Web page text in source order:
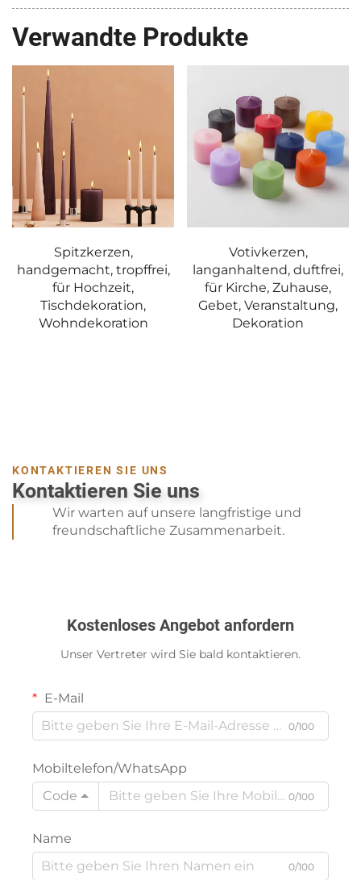
Verwandte Produkte
Votivkerzen,
langanhaltend, duftfrei,
für Kirche, Zuhause,
Gebet, Veranstaltung,
Dekoration
Bienenwachs-Do-It-
Yourself-
Kerzenherstellungssatz,
komplettes natürliches
Bastelgeschenkset für
KONTAKTIEREN SIE UNS
Kontaktieren Sie uns
Wir warten auf unsere langfristige und
freundschaftliche Zusammenarbeit.
Kostenloses Angebot anfordern
Unser Vertreter wird Sie bald kontaktieren.
E-Mail
0/100
Mobiltelefon/WhatsApp
Code
0/100
Name
0/100